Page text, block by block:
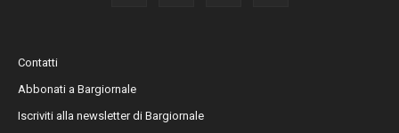
Contatti
Abbonati a Bargiornale
Iscriviti alla newsletter di Bargiornale